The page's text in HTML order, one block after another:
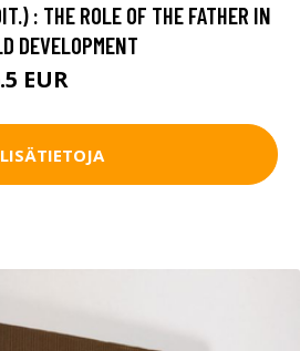
: THE ROLE OF THE FATHER IN
DEVELOPMENT
EUR
LISÄTIETOJA